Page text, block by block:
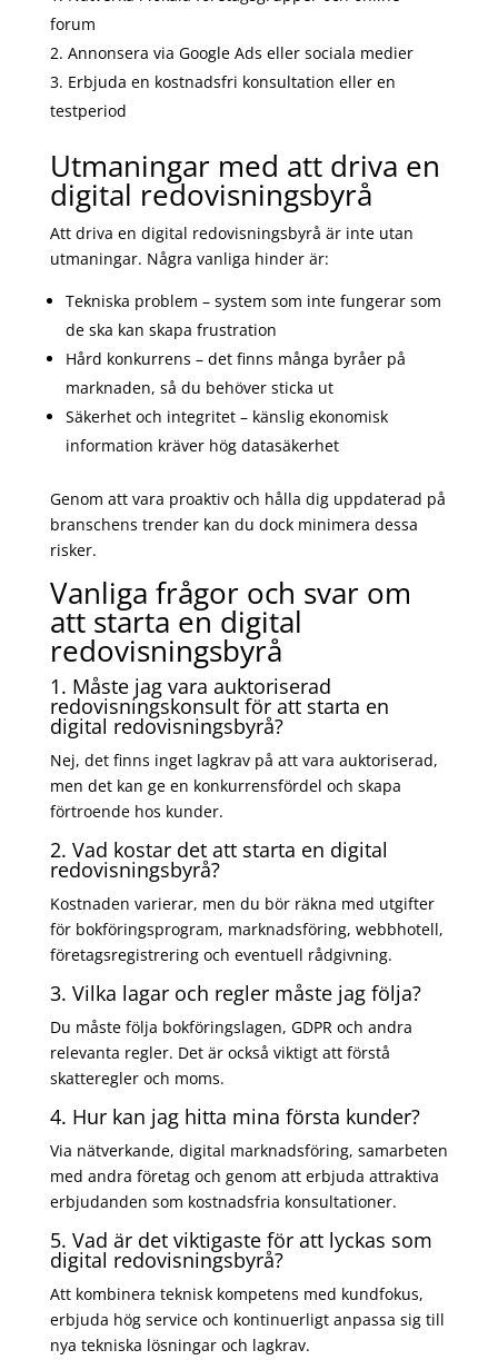
forum
Annonsera via Google Ads eller sociala medier
Erbjuda en kostnadsfri konsultation eller en
testperiod
Utmaningar med att driva en
digital redovisningsbyrå
Att driva en digital redovisningsbyrå är inte utan
utmaningar. Några vanliga hinder är:
Tekniska problem – system som inte fungerar som
de ska kan skapa frustration
Hård konkurrens – det finns många byråer på
marknaden, så du behöver sticka ut
Säkerhet och integritet – känslig ekonomisk
information kräver hög datasäkerhet
Genom att vara proaktiv och hålla dig uppdaterad på
branschens trender kan du dock minimera dessa
risker.
Vanliga frågor och svar om
att starta en digital
redovisningsbyrå
1. Måste jag vara auktoriserad
redovisningskonsult för att starta en
digital redovisningsbyrå?
Nej, det finns inget lagkrav på att vara auktoriserad,
men det kan ge en konkurrensfördel och skapa
förtroende hos kunder.
2. Vad kostar det att starta en digital
redovisningsbyrå?
Kostnaden varierar, men du bör räkna med utgifter
för bokföringsprogram, marknadsföring, webbhotell,
företagsregistrering och eventuell rådgivning.
3. Vilka lagar och regler måste jag följa?
Du måste följa bokföringslagen, GDPR och andra
relevanta regler. Det är också viktigt att förstå
skatteregler och moms.
4. Hur kan jag hitta mina första kunder?
Via nätverkande, digital marknadsföring, samarbeten
med andra företag och genom att erbjuda attraktiva
erbjudanden som kostnadsfria konsultationer.
5. Vad är det viktigaste för att lyckas som
digital redovisningsbyrå?
Att kombinera teknisk kompetens med kundfokus,
erbjuda hög service och kontinuerligt anpassa sig till
nya tekniska lösningar och lagkrav.